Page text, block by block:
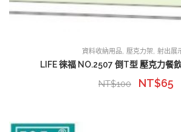
資料收納用品 壓克力架 射出展
LIFE 徠福 NO.2507 倒T型 壓克力餐
NT$100 NT$65